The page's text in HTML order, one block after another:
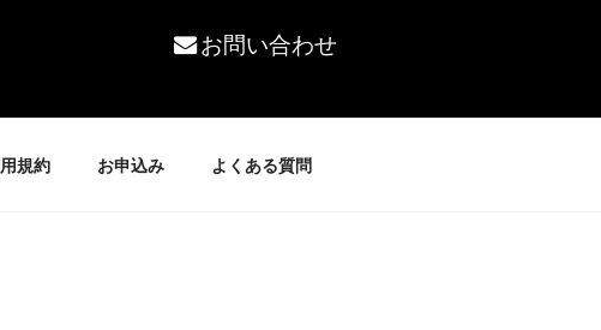
お問い合わせ
規約 お申込み よくある質問